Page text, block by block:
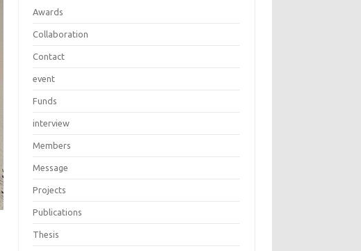
Awards
Collaboration
Contact
event
Funds
interview
Members
Message
Projects
Publications
Thesis